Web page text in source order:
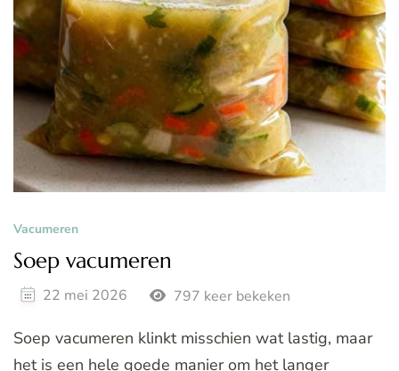
Vacumeren
Soep vacumeren
22 mei 2026 797 keer bekeken
Soep vacumeren klinkt misschien wat lastig, maar
het is een hele goede manier om het langer